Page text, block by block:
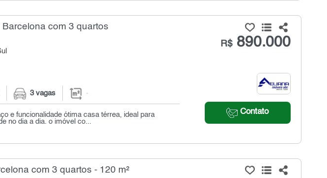
com 3 quartos
R$890.000
Contato
3 vagas -
e funcionalidade ótima casa térrea, ideal para
no dia a dia. o imóvel co...
com 3 quartos - 120 m²